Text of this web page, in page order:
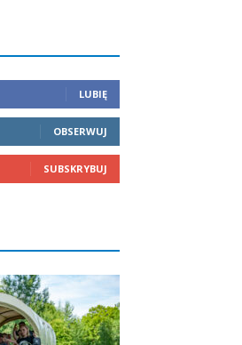
LUBIĘ
OBSERWUJ
SUBSKRYBUJ